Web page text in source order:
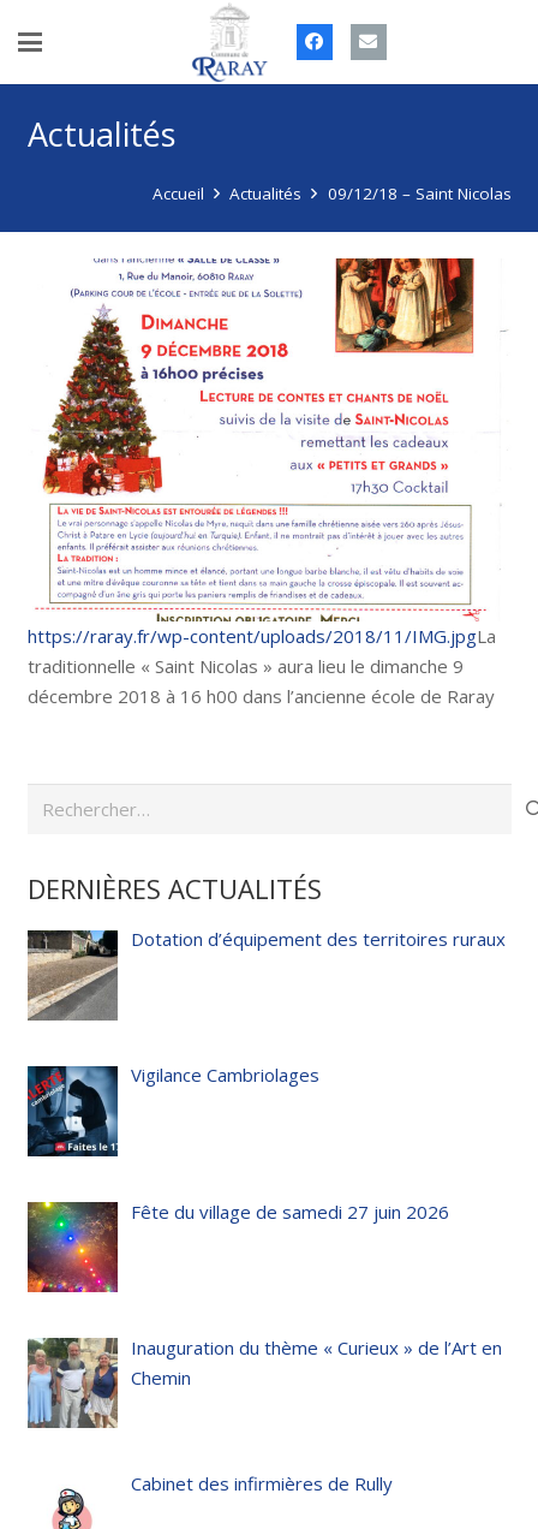
Actualités
Accueil Actualités 09/12/18 – Saint Nicolas
https://raray.fr/wp-content/uploads/2018/11/IMG.jpgLa
traditionnelle « Saint Nicolas » aura lieu le dimanche 9
décembre 2018 à 16 h00 dans l’ancienne école de Raray
Rechercher :
DERNIÈRES ACTUALITÉS
Dotation d’équipement des territoires ruraux
Vigilance Cambriolages
Fête du village de samedi 27 juin 2026
Inauguration du thème « Curieux » de l’Art en
Chemin
Cabinet des infirmières de Rully